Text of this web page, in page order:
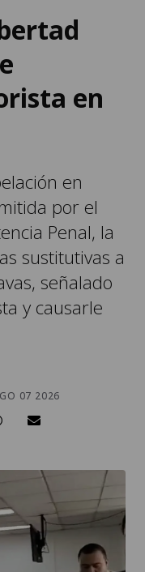
en
en
por el
Penal, la
sustitutivas a
señalado
y causarle
07 2026